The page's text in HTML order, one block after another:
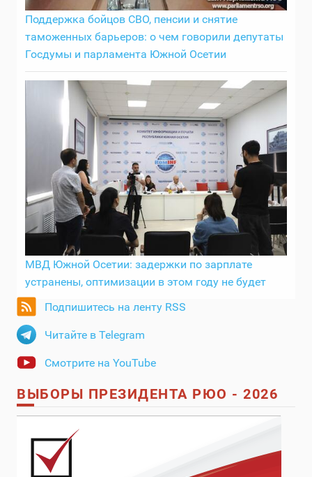
Поддержка бойцов СВО, пенсии и снятие
таможенных барьеров: о чем говорили депутаты
Госдумы и парламента Южной Осетии
МВД Южной Осетии: задержки по зарплате
устранены, оптимизации в этом году не будет
Подпишитесь на ленту RSS
Читайте в Telegram
Смотрите на YouTube
ВЫБОРЫ ПРЕЗИДЕНТА РЮО - 2026